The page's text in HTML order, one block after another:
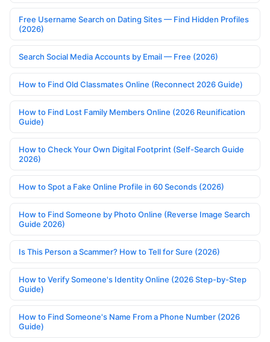
Free Username Search on Dating Sites — Find Hidden Profiles
(2026)
Search Social Media Accounts by Email — Free (2026)
How to Find Old Classmates Online (Reconnect 2026 Guide)
How to Find Lost Family Members Online (2026 Reunification
Guide)
How to Check Your Own Digital Footprint (Self-Search Guide
2026)
How to Spot a Fake Online Profile in 60 Seconds (2026)
How to Find Someone by Photo Online (Reverse Image Search
Guide 2026)
Is This Person a Scammer? How to Tell for Sure (2026)
How to Verify Someone's Identity Online (2026 Step-by-Step
Guide)
How to Find Someone's Name From a Phone Number (2026
Guide)